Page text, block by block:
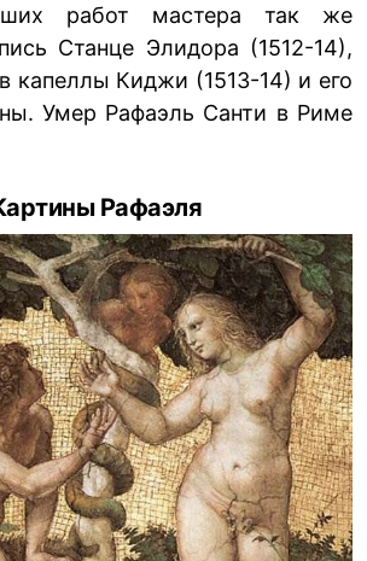
работ мастера так же
Станце Элидора (1512-14),
капеллы Киджи (1513-14) и его
Умер Рафаэль Санти в Риме
Рафаэля